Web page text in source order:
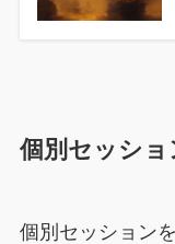
個別セッシ
個別セッション